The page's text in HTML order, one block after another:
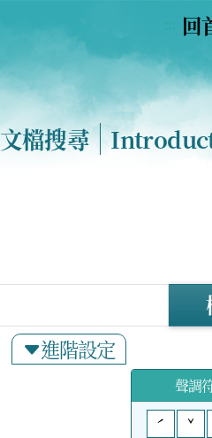
回
文檔搜尋
進階設定
聲調
ˊ
ˇ